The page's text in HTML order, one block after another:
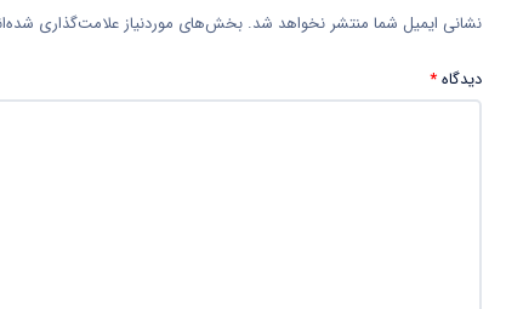
نشانی ایمیل شما منتشر نخواهد شد. بخش‌های موردنیاز علامت‌گذاری
دیدگاه*